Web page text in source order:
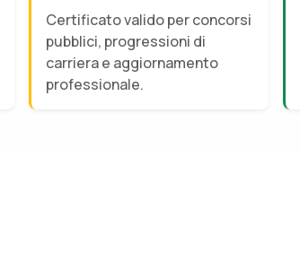
Certificato valido per concorsi
pubblici, progressioni di
carriera e aggiornamento
professionale.